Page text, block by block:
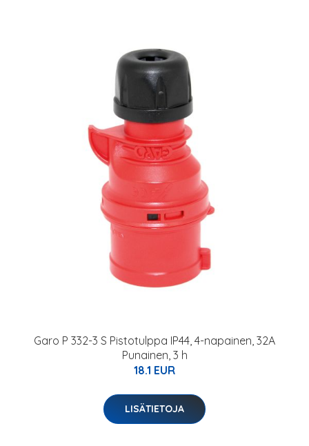
Garo P 332-3 S Pistotulppa IP44, 4-napainen, 32A
Punainen, 3 h
18.1 EUR
LISÄTIETOJA